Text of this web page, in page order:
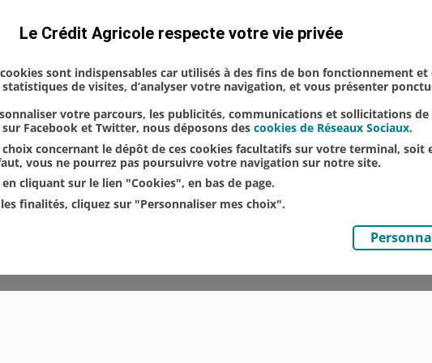
JeunesLe Crédit Agricole respecte votre vie privée
sont indispensables car utilisés à des fins de bon fonctionnement
de visites, d’analyser votre navigation, et vous présenter
votre parcours, les publicités, communications et sollicitations
Facebook et Twitter, nous déposons des cookies de Réseaux Sociaux.
concernant le dépôt de ces cookies facultatifs sur votre terminal, soit
vous ne pourrez pas poursuivre votre navigation sur notre site.
cliquant sur le lien "Cookies", en bas de page.
finalités, cliquez sur "Personnaliser mes choix".